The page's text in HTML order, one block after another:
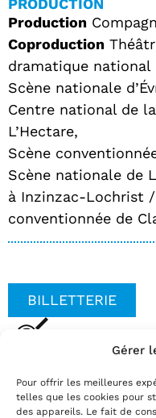
Gérer
Pour offrir les meilleures
telles que les cookies pour
des appareils. Le fait de
PRODUCTION
Production
Coproduction
dramatique national
Scène nationale
Centre national de
L’Hectare,
Scène
Scène nationale de
à Inzinzac-Lochrist
conventionnée de
BILLETTERIE
mardi 13 janvier
Réservez